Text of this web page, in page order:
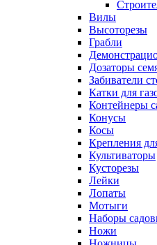
Вилы
Высоторезы
Грабли
Дозаторы
Забиватели
Катки для
Контейнеры
Конусы
Косы
Крепления
Культиваторы
Кусторезы
Лейки
Лопаты
Мотыги
Наборы
Ножи